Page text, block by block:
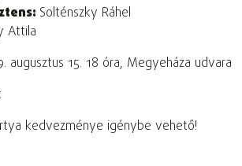
Solténszky Ráhel
Attila
augusztus 15. 18 óra, Megyeháza udvara
kedvezménye igénybe vehető!